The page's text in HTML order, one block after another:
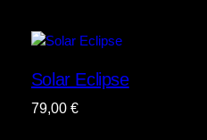
Solar Eclipse
79,00 €